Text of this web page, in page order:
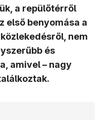
a repülőtérről
első benyomása a
nem
és
amivel – nagy